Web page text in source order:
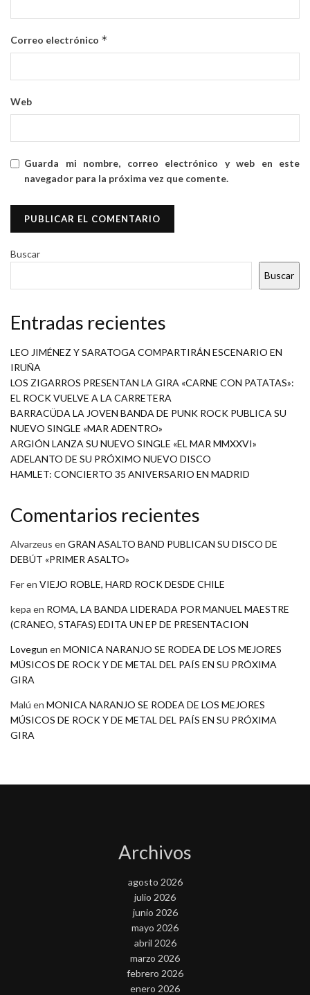
Correo electrónico *
Web
Guarda mi nombre, correo electrónico y web en este
navegador para la próxima vez que comente.
Buscar
Buscar
Entradas recientes
LEO JIMÉNEZ Y SARATOGA COMPARTIRÁN ESCENARIO EN
IRUÑA
LOS ZIGARROS PRESENTAN LA GIRA «CARNE CON PATATAS»:
EL ROCK VUELVE A LA CARRETERA
BARRACÜDA LA JOVEN BANDA DE PUNK ROCK PUBLICA SU
NUEVO SINGLE «MAR ADENTRO»
ARGIÓN LANZA SU NUEVO SINGLE «EL MAR MMXXVI»
ADELANTO DE SU PRÓXIMO NUEVO DISCO
HAMLET: CONCIERTO 35 ANIVERSARIO EN MADRID
Comentarios recientes
Alvarzeus en GRAN ASALTO BAND PUBLICAN SU DISCO DE
DEBÚT «PRIMER ASALTO»
Feren VIEJO ROBLE, HARD ROCK DESDE CHILE
kepa en ROMA, LA BANDA LIDERADA POR MANUEL MAESTRE
(CRANEO, STAFAS) EDITA UN EP DE PRESENTACION
Lovegun en MONICA NARANJO SE RODEA DE LOS MEJORES
MÚSICOS DE ROCK Y DE METAL DEL PAÍS EN SU PRÓXIMA
GIRA
Malú en MONICA NARANJO SE RODEA DE LOS MEJORES
MÚSICOS DE ROCK Y DE METAL DEL PAÍS EN SU PRÓXIMA
GIRA
Archivos
agosto 2026
julio 2026
junio 2026
mayo 2026
abril 2026
marzo 2026
febrero 2026
enero 2026